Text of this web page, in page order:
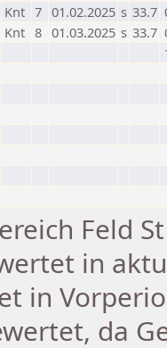
Knt 7 01.02.2025 s 33.7
Knt 8 01.03.2025 s 33.7
Feld
in
in
da